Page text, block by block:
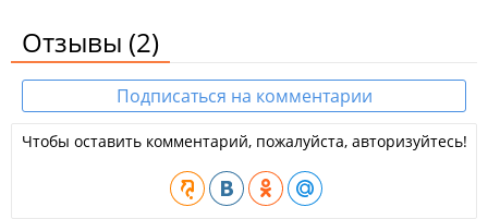
Отзывы (2)
Подписаться на комментарии
Чтобы оставить комментарий, пожалуйста, авторизуйтесь!